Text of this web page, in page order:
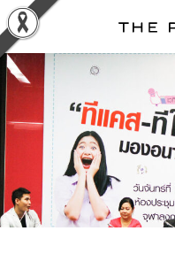
Skip
to
content